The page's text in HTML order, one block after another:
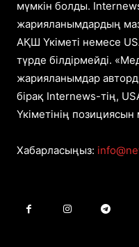
мүмкін болды.
жарияланымдардың
АҚШ Үкіметі немесе
түрде білдірмейді.
жарияланымдар
бірақ Internews-тің,
Үкіметінің позициясын
Хабарласыңыз: